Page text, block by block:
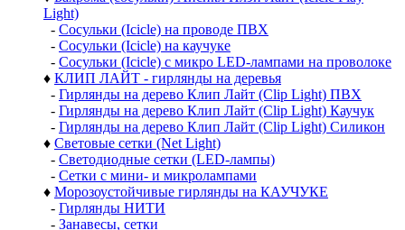
Light)
- Сосульки (Icicle) на проводе ПВХ
- Сосульки (Icicle) на каучуке
- Сосульки (Icicle) с микро LED-лампами на проволоке
♦ КЛИП ЛАЙТ - гирлянды на деревья
- Гирлянды на дерево Клип Лайт (Clip Light) ПВХ
- Гирлянды на дерево Клип Лайт (Clip Light) Каучук
- Гирлянды на дерево Клип Лайт (Clip Light) Силикон
♦ Световые сетки (Net Light)
- Светодиодные сетки (LED-лампы)
- Сетки с мини- и микролампами
♦ Морозоустойчивые гирлянды на КАУЧУКЕ
- Гирлянды НИТИ
- Занавесы, сетки